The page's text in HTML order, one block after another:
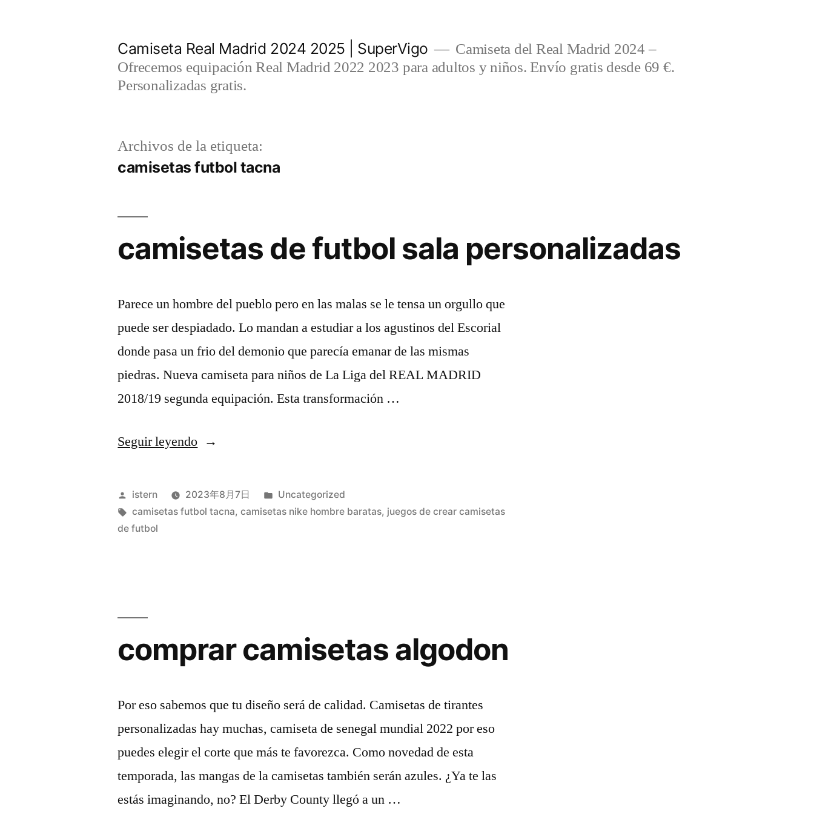
Camiseta Real Madrid 2024 2025 | SuperVigo
Camiseta del Real Madrid 2024 –
Ofrecemos equipación Real Madrid 2022 2023 para adultos y niños. Envío gratis desde 69 €.
Personalizadas gratis.
Archivos de la etiqueta:
camisetas futbol tacna
camisetas de futbol sala personalizadas
Parece un hombre del pueblo pero en las malas se le tensa un orgullo que
puede ser despiadado. Lo mandan a estudiar a los agustinos del Escorial
donde pasa un frio del demonio que parecía emanar de las mismas
piedras. Nueva camiseta para niños de La Liga del REAL MADRID
2018/19 segunda equipación. Esta transformación …
Seguir leyendo«camisetas
futbol
sala
Publicado
por
istern 2023年8月7日
Publicado
en
Uncategorized
Etiquetas:
camisetas futbol tacna,camisetas nike hombre baratas, juegos de crear camisetas
de futbol
comprar camisetas algodon
Por eso sabemos que tu diseño será de calidad. Camisetas de tirantes
personalizadas hay muchas, camiseta de senegal mundial 2022 por eso
puedes elegir el corte que más te favorezca. Como novedad de esta
temporada, las mangas de la camisetas también serán azules. ¿Ya te las
estás imaginando, no? El Derby County llegó a un …